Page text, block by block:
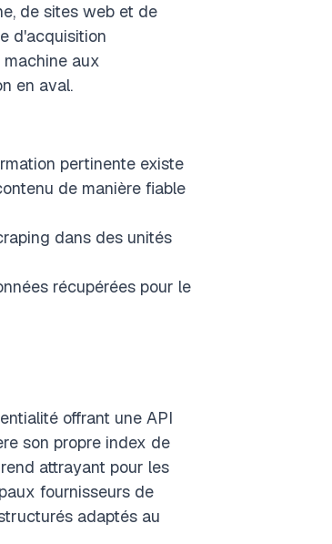
de sites web et de
d'acquisition
aux
en aval.
pertinente existe
de manière fiable
dans des unités
récupérées pour le
offrant une API
son propre index de
attrayant pour les
fournisseurs de
adaptés au